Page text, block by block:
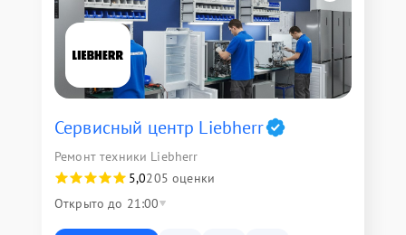
Сервисный центр Liebherr
Ремонт техники Liebherr
5,0205 оценки
Открыто до 21:00